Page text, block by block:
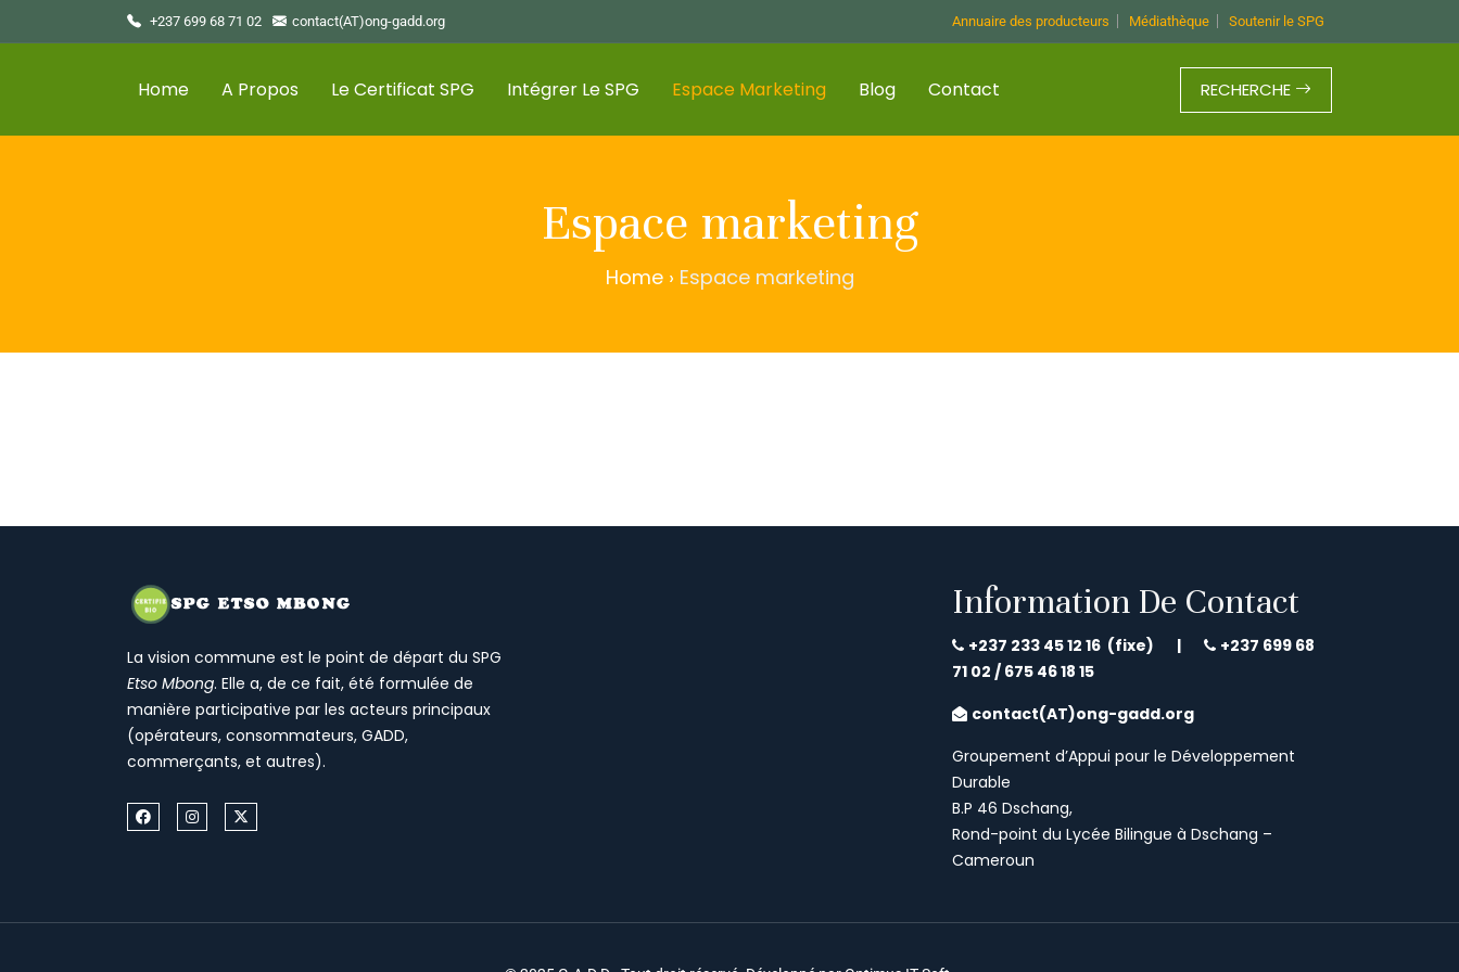
+237 699 68 71 02 contact(AT)ong-gadd.org Annuaire des producteurs Médiathèque Soutenir le SPG
Home A Propos Le Certificat SPG Intégrer Le SPG Espace Marketing Blog Contact RECHERCHE
Espace marketing
Home› Espace marketing
La vision commune est le point de départ du SPG
Etso Mbong. Elle a, de ce fait, été formulée de
manière participative par les acteurs principaux
(opérateurs, consommateurs, GADD,
commerçants, et autres).
Information De Contact
+237 233 45 12 16 (fixe) |
+237 699 68
71 02 / 675 46 18 15
contact(AT)ong-gadd.org
Groupement d’Appui pour le Développement
Durable
B.P 46 Dschang,
Rond-point du Lycée Bilingue à Dschang –
Cameroun